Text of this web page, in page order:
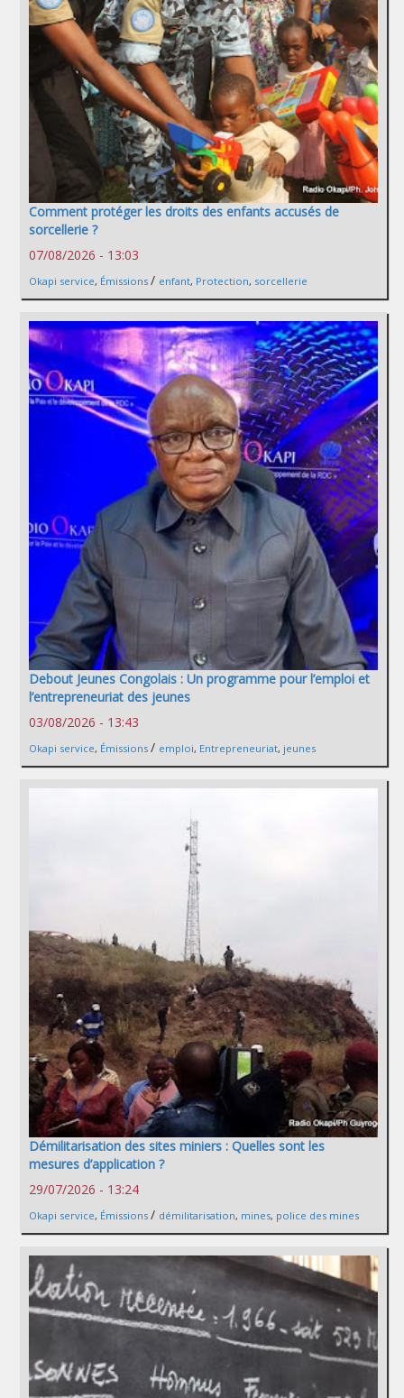
Comment protéger les droits des enfants accusés de
sorcellerie ?
07/08/2026 - 13:03
Okapi service, Émissions / enfant, Protection, sorcellerie
Debout Jeunes Congolais : Un programme pour l’emploi et
l’entrepreneuriat des jeunes
03/08/2026 - 13:43
Okapi service, Émissions / emploi, Entrepreneuriat, jeunes
Démilitarisation des sites miniers : Quelles sont les
mesures d’application ?
29/07/2026 - 13:24
Okapi service, Émissions / démilitarisation, mines, police des mines